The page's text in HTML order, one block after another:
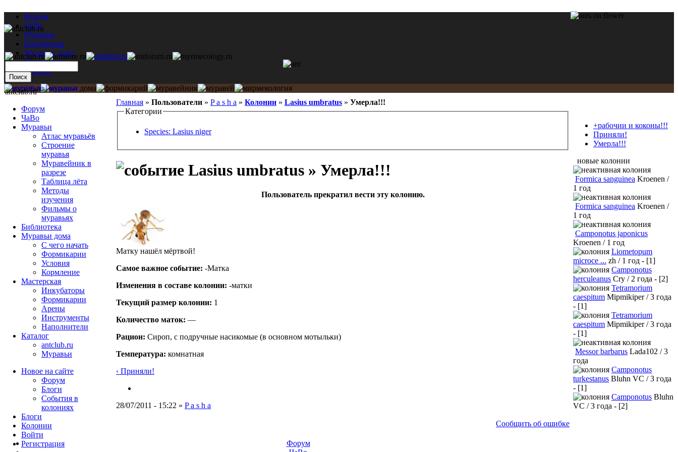
Форум
ЧаВо
Муравьи
Библиотека
Муравьи дома
Мастерская
Каталог
Главная » Пользователи » P a s h a » Колонии » Lasius umbratus » Умерла!!!
Категории
Species: Lasius niger
Lasius umbratus » Умерла!!!
Пользователь прекратил вести эту колонию.
Матку нашёл мёртвой!
Самое важное событие: -Матка
Изменения в составе кoлонии: -матки
Текущий размер кoлонии: 1
Количество маток: —
Рацион: Сироп, с подручные насикомые (в основном мотыльки)
Температура: комнатная
‹ Приняли!
28/07/2011 - 15:22 » P a s h a
Сообщить об ошибке
antclub.ru
Форум
ЧаВо
Муравьи
Атлас муравьёв
Строение
муравья
Муравейник в
разрезе
Таблица лёта
Методы
изучения
Фильмы о
муравьях
Библиотека
Муравьи дома
С чего начать
Формикарии
Условия
Кормление
Мастерская
Инкубаторы
Формикарии
Арены
Инструменты
Наполнители
Каталог
antclub.ru
Муравьи
Новое на сайте
Форум
Блоги
События в
колониях
Блоги
Колонии
Войти
Peгиcтpaция
+рабочии и коконы!!!
Приняли!
Умерла!!!
новые колонии
Formica sanguinea Kroenen /
1 год
Formica sanguinea Kroenen /
1 год
Camponotus japonicus
Kroenen / 1 год
Liometopum
microce ... zh / 1 год - [1]
Camponotus
herculeanus Cry / 2 года - [2]
Tetramorium
caespitum Mipmikiper / 3 года
- [1]
Tetramorium
caespitum Mipmikiper / 3 года
- [1]
Messor barbarus Lada102 / 3
года
Camponotus
turkestanus Bluhn VC / 3 года
- [1]
Camponotus Bluhn
VC / 3 года - [2]
Форум